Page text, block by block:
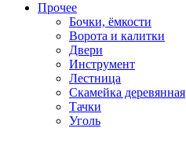
Прочее
Бочки, ёмкости
Ворота и калитки
Двери
Инструмент
Лестница
Скамейка деревянная
Тачки
Уголь